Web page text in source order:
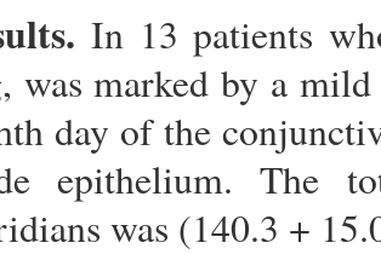
In 13 patients
was marked by a
day of the
epithelium. The
was (140.3 +